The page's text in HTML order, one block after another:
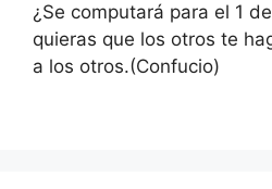
¿Se computará para el 1
quieras que los otros te
a los otros.(Confucio)